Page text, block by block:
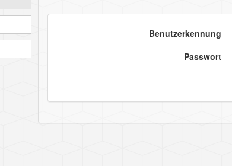
Benutzerkennung
Passwort